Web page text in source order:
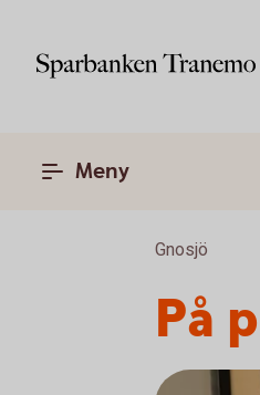
Meny
Gnosjö
På